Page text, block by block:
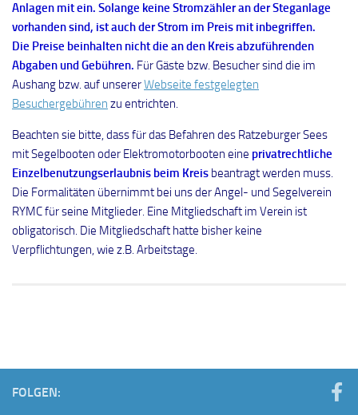
Anlagen mit ein. Solange keine Stromzähler an der Steganlage
vorhanden sind, ist auch der Strom im Preis mit inbegriffen.
Die Preise beinhalten nicht die an den Kreis abzuführenden
Abgaben und Gebühren. Für Gäste bzw. Besucher sind die im
Aushang bzw. auf unsererWebseite festgelegten
Besuchergebühren zu entrichten.
Beachten sie bitte, dass für das Befahren des Ratzeburger Sees
mit Segelbooten oder Elektromotorbooten eine privatrechtliche
Einzelbenutzungserlaubnis beim Kreis beantragt werden muss.
Die Formalitäten übernimmt bei uns der Angel- und Segelverein
RYMC für seine Mitglieder. Eine Mitgliedschaft im Verein ist
obligatorisch. Die Mitgliedschaft hatte bisher keine
Verpflichtungen, wie z.B. Arbeitstage.
FOLGEN: